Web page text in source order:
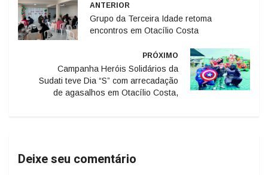
ANTERIOR
Grupo da Terceira Idade retoma
encontros em Otacílio Costa
PRÓXIMO
Campanha Heróis Solidários da
Sudati teve Dia “S” com arrecadação
de agasalhos em Otacílio Costa,
Deixe seu comentário